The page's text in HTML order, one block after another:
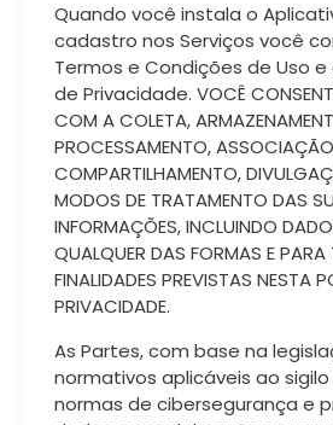
Quando você instala o
cadastro nos Serviços você
Termos e Condições de Uso
de Privacidade. VOCÊ
COM A COLETA,
PROCESSAMENTO,
COMPARTILHAMENTO,
MODOS DE TRATAMENTO DAS
INFORMAÇÕES, INCLUINDO
QUALQUER DAS FORMAS E
FINALIDADES PREVISTAS NESTA
PRIVACIDADE.
As Partes, com base na
normativos aplicáveis ao
normas de cibersegurança e